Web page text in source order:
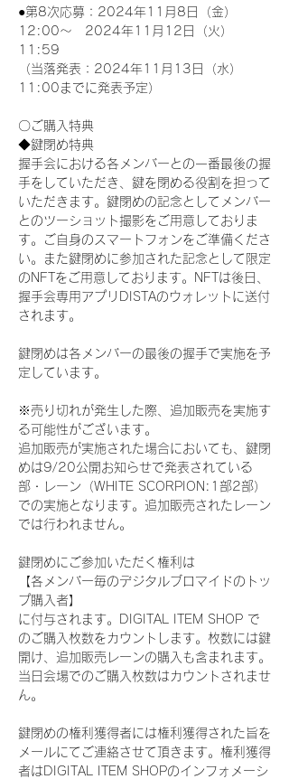
●第8次応募：2024年11月8日（金）
12:00～　2024年11月12日（火）
11:59
（当落発表：2024年11月13日（水）
11:00までに発表予定）
〇ご購入特典
◆鍵閉め特典
握手会における各メンバーとの一番最後の握
手をしていただき、鍵を閉める役割を担って
いただきます。鍵閉めの記念としてメンバー
とのツーショット撮影をご用意しておりま
す。ご自身のスマートフォンをご準備くださ
い。また鍵閉めに参加された記念として限定
のNFTをご用意しております。NFTは後日、
握手会専用アプリDISTAのウォレットに送付
されます。
鍵閉めは各メンバーの最後の握手で実施を予
定しています。
※売り切れが発生した際、追加販売を実施す
る可能性がございます。
追加販売が実施された場合においても、鍵閉
めは9/20公開お知らせで発表されている
部・レーン（WHITE SCORPION:1部2部）
での実施となります。追加販売されたレーン
では行われません。
鍵閉めにご参加いただく権利は
【各メンバー毎のデジタルブロマイドのトッ
プ購入者】
に付与されます。DIGITAL ITEM SHOP で
のご購入枚数をカウントします。枚数には鍵
開け、追加販売レーンの購入も含まれます。
当日会場でのご購入枚数はカウントされませ
ん。
鍵閉めの権利獲得者には権利獲得された旨を
メールにてご連絡させて頂きます。権利獲得
者はDIGITAL ITEM SHOPのインフォメーシ